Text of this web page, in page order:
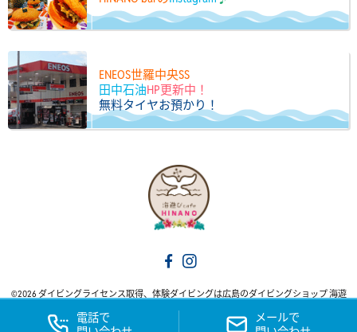
電話で
メールで
ENEOS世羅中央SS
田中石油HP更新中！
無料タイヤお預かり！
©2026 ダイビングライセンス取得、体験ダイビングは広島のダイビングショップ 海遊
びカフェ HINANO. All Rights Reserved.